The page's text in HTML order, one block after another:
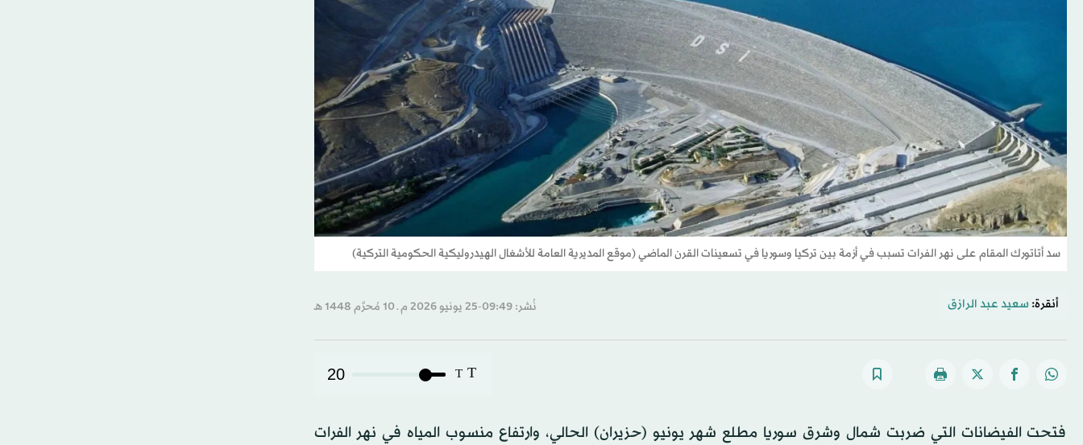
سد أتاتورك المقام على نهر الفرات تسبب في أزمة بين تركيا وسوريا في تسعينات القرن الماضي (موقع المديرية العامة للأشغال الهيدروليكية الحكومية التركية)
أنقرة: سعيد عبد الرازق نُشر: 09:49-25 يونيو 2026 م ـ 10 مُحرَّم 1448 هـ
T
T
20
فتحت الفيضانات التي ضربت شمال وشرق سوريا مطلع شهر يونيو (حزيران) الحالي، وارتفاع منسوب المياه في نهر الفرات